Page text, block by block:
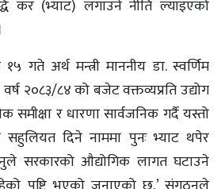
कर (भ्याट) लगाउने नीति ल्याइएको
गते अर्थ मन्त्री माननीय डा. स्वर्णिम
वर्ष २०८३/८४ को बजेट वक्तव्यप्रति उद्योग
समीक्षा र धारणा सार्वजनिक गर्दै यस्तो
सहुलियत दिने नाममा पुनः भ्याट थपेर
सरकारको औद्योगिक लागत घटाउने